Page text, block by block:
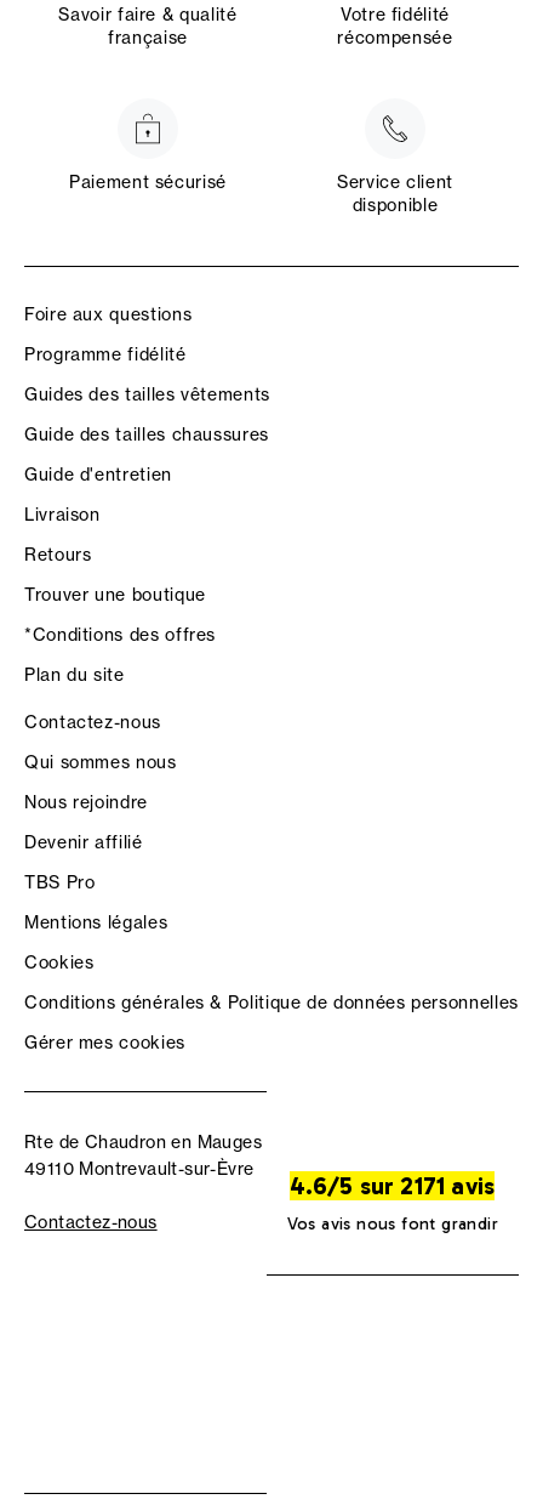
Savoir faire & qualité
française
Votre fidélité
récompensée
Paiement sécurisé
Service client
disponible
Foire aux questions
Programme fidélité
Guides des tailles vêtements
Guide des tailles chaussures
Guide d'entretien
Livraison
Retours
Trouver une boutique
*Conditions des offres
Plan du site
Contactez-nous
Qui sommes nous
Nous rejoindre
Devenir affilié
TBS Pro
Mentions légales
Cookies
Conditions générales & Politique de données personnelles
Gérer mes cookies
Rte de Chaudron en Mauges
49110 Montrevault-sur-Èvre
Contactez-nous
4.6/5 sur 2171 avis
Vos avis nous font grandir